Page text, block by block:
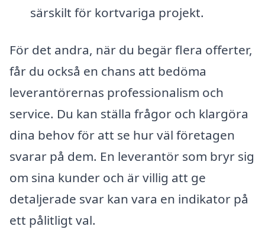
särskilt för kortvariga projekt.
För det andra, när du begär flera offerter,
får du också en chans att bedöma
leverantörernas professionalism och
service. Du kan ställa frågor och klargöra
dina behov för att se hur väl företagen
svarar på dem. En leverantör som bryr sig
om sina kunder och är villig att ge
detaljerade svar kan vara en indikator på
ett pålitligt val.